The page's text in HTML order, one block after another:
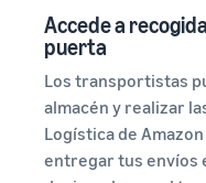
Accede a
puerta
Los transportistas
almacén y realizar
Logística de Amazon
entregar tus envíos